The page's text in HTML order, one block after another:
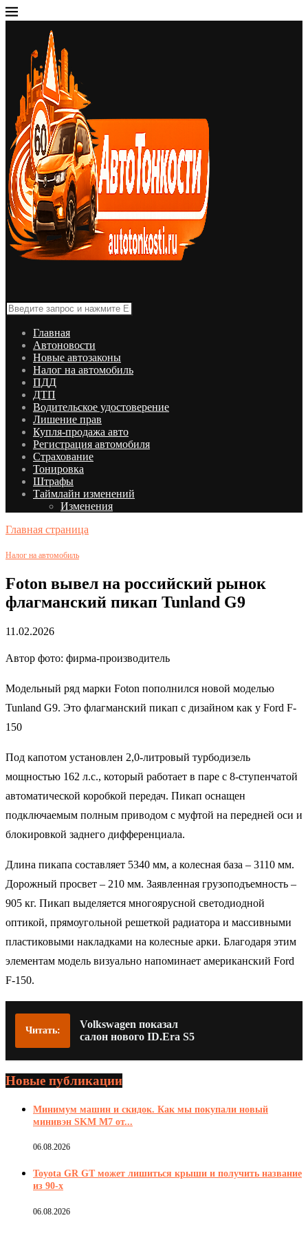
Главная
Автоновости
Новые автозаконы
Налог на автомобиль
ПДД
ДТП
Водительское удостоверение
Лишение прав
Купля-продажа авто
Регистрация автомобиля
Страхование
Тонировка
Штрафы
Таймлайн изменений
Изменения
Главная страница
Налог на автомобиль
Foton вывел на российский рынок
флагманский пикап Tunland G9
11.02.2026
Автор фото: фирма-производитель
Модельный ряд марки Foton пополнился новой моделью
Tunland G9. Это флагманский пикап с дизайном как у Ford F-
150
Под капотом установлен 2,0-литровый турбодизель
мощностью 162 л.с., который работает в паре с 8-ступенчатой
автоматической коробкой передач. Пикап оснащен
подключаемым полным приводом с муфтой на передней оси и
блокировкой заднего дифференциала.
Длина пикапа составляет 5340 мм, а колесная база – 3110 мм.
Дорожный просвет – 210 мм. Заявленная грузоподъемность –
905 кг. Пикап выделяется многоярусной светодиодной
оптикой, прямоугольной решеткой радиатора и массивными
пластиковыми накладками на колесные арки. Благодаря этим
элементам модель визуально напоминает американский Ford
F-150.
Читать:
Volkswagen показал
салон нового ID.Era S5
Новые публикации
Минимум машин и скидок. Как мы покупали новый
минивэн SKM M7 от...
06.08.2026
Toyota GR GT может лишиться крыши и получить название
из 90-х
06.08.2026